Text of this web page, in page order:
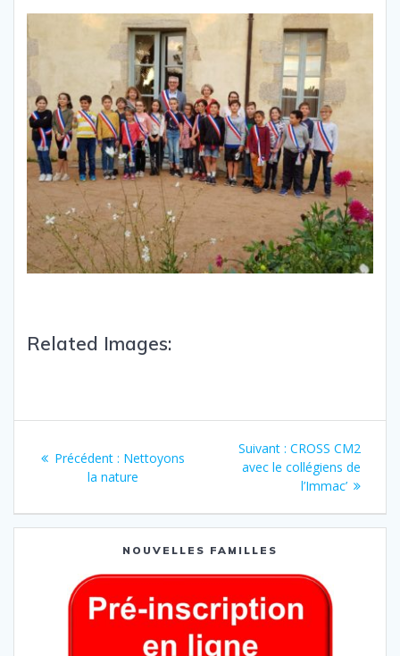
Related Images:
Précédent : Nettoyons
la nature
Suivant : CROSS CM2
avec le collégiens de
l’Immac’
NOUVELLES FAMILLES